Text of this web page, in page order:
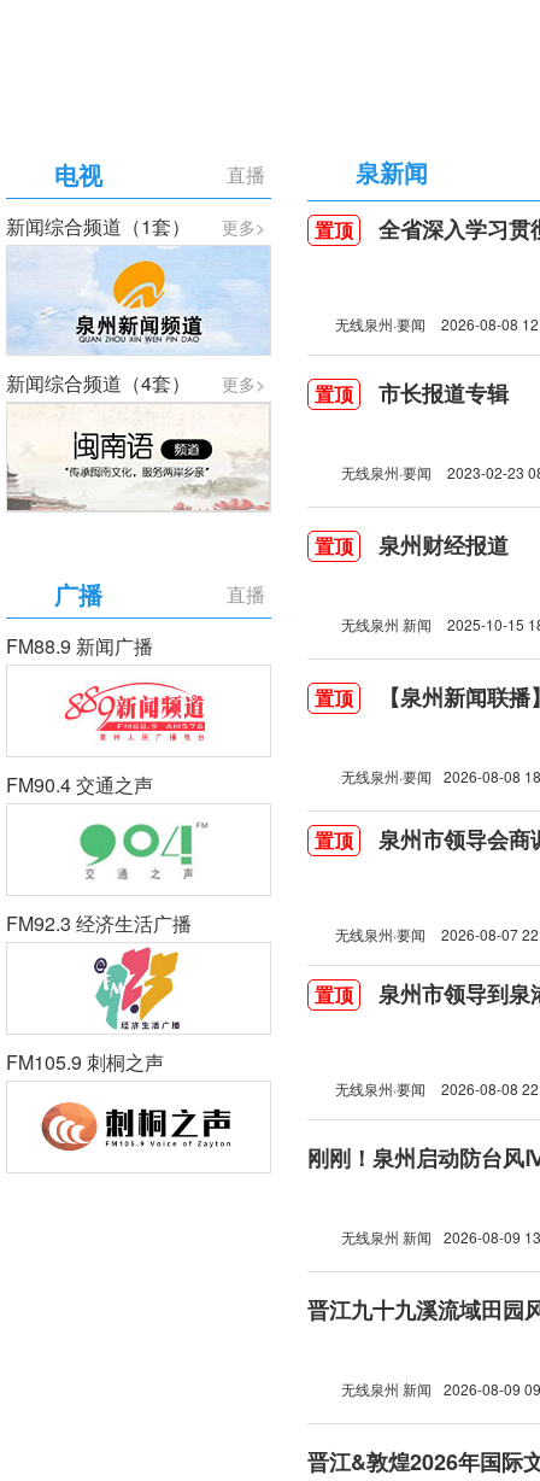
直播
电视
更多>
新闻综合频道（1套）
更多>
新闻综合频道（4套）
直播
广播
FM88.9 新闻广播
FM90.4 交通之声
FM92.3 经济生活广播
FM105.9 刺桐之声
泉新闻
置顶 全省深入学习贯彻习
无线泉州·要闻 2026-08-08
置顶 市长报道专辑
无线泉州·要闻 2023-02-23
置顶 泉州财经报道
无线泉州 新闻 2025-10-15
置顶 【泉州新闻联
无线泉州·要闻 2026-08-08
置顶 泉州市领导会商
无线泉州·要闻 2026-08-07
置顶 泉州市领导到泉
无线泉州·要闻 2026-08-08
刚刚！泉州启动防台风
无线泉州 新闻 2026-08-09
晋江九十九溪流域田园
无线泉州 新闻 2026-08-09
晋江&敦煌2026年国际